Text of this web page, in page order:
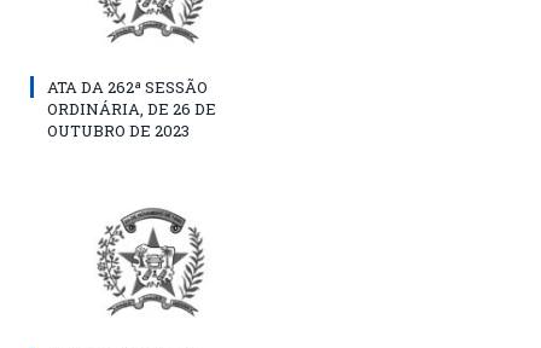
ATA DA 262ª SESSÃO
ORDINÁRIA, DE 26 DE
OUTUBRO DE 2023